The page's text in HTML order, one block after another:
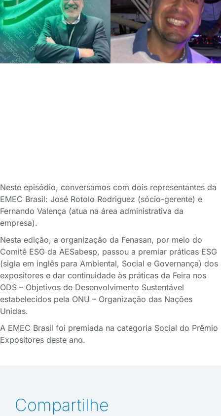
Neste episódio, conversamos com dois representantes da
EMEC Brasil: José Rotolo Rodriguez (sócio-gerente) e
Fernando Valença (atua na área administrativa da
empresa).
Nesta edição, a organização da Fenasan, por meio do
Comitê ESG da AESabesp, passou a premiar práticas ESG
(sigla em inglês para Ambiental, Social e Governança) dos
expositores e dar continuidade às práticas da Feira nos
ODS – Objetivos de Desenvolvimento Sustentável
estabelecidos pela ONU – Organização das Nações
Unidas.
A EMEC Brasil foi premiada na categoria Social do Prêmio
Expositores deste ano.
Compartilhe